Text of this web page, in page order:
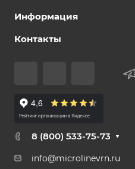
Информация
Контакты
8 (800) 533-75-73
info@microlinevrn.ru